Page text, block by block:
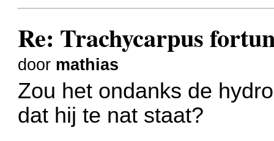
Re: Trachycarpus
door mathias
Zou het ondanks de
dat hij te nat staat?